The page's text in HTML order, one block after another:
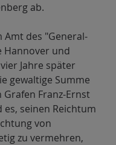
ab.
Amt des "General-
Hannover und
Jahre später
gewaltige Summe
Grafen Franz-Ernst
seinen Reichtum
von
zu vermehren,